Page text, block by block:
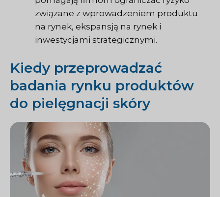
związane z wprowadzeniem produktu
na rynek, ekspansją na rynek i
inwestycjami strategicznymi.
Kiedy przeprowadzać
badania rynku produktów
do pielęgnacji skóry